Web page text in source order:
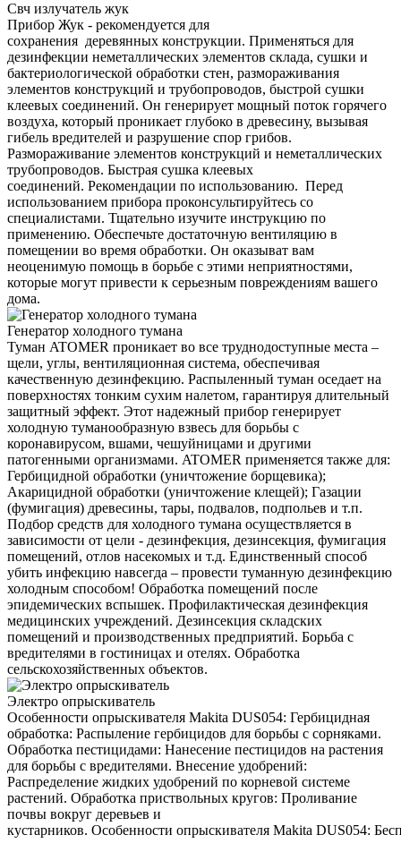
Свч излучатель жук
Прибор Жук - рекомендуется для
сохранения деревянных конструкции. Применяться для
дезинфекции неметаллических элементов склада, сушки и
бактериологической обработки стен, размораживания
элементов конструкций и трубопроводов, быстрой сушки
клеевых соединений. Он генерирует мощный поток горячего
воздуха, который проникает глубоко в древесину, вызывая
гибель вредителей и разрушение спор грибов.
Размораживание элементов конструкций и неметаллических
трубопроводов. Быстрая сушка клеевых
соединений. Рекомендации по использованию. Перед
использованием прибора проконсультируйтесь со
специалистами. Тщательно изучите инструкцию по
применению. Обеспечьте достаточную вентиляцию в
помещении во время обработки. Он оказыват вам
неоценимую помощь в борьбе с этими неприятностями,
которые могут привести к серьезным повреждениям вашего
дома.
Генератор холодного тумана
Туман ATOMER проникает во все труднодоступные места –
щели, углы, вентиляционная система, обеспечивая
качественную дезинфекцию. Распыленный туман оседает на
поверхностях тонким сухим налетом, гарантируя длительный
защитный эффект. Этот надежный прибор генерирует
холодную туманообразную взвесь для борьбы с
коронавирусом, вшами, чешуйницами и другими
патогенными организмами. ATOMER применяется также для:
Гербицидной обработки (уничтожение борщевика);
Акарицидной обработки (уничтожение клещей); Газации
(фумигация) древесины, тары, подвалов, подпольев и т.п.
Подбор средств для холодного тумана осуществляется в
зависимости от цели - дезинфекция, дезинсекция, фумигация
помещений, отлов насекомых и т.д. Единственный способ
убить инфекцию навсегда – провести туманную дезинфекцию
холодным способом! Обработка помещений после
эпидемических вспышек. Профилактическая дезинфекция
медицинских учреждений. Дезинсекция складских
помещений и производственных предприятий. Борьба с
вредителями в гостиницах и отелях. Обработка
сельскохозяйственных объектов.
Электро опрыскиватель
Особенности опрыскивателя Makita DUS054: Гербицидная
обработка: Распыление гербицидов для борьбы с сорняками.
Обработка пестицидами: Нанесение пестицидов на растения
для борьбы с вредителями. Внесение удобрений:
Распределение жидких удобрений по корневой системе
растений. Обработка приствольных кругов: Проливание
почвы вокруг деревьев и
кустарников. Особенности опрыскивателя Makita DUS054: